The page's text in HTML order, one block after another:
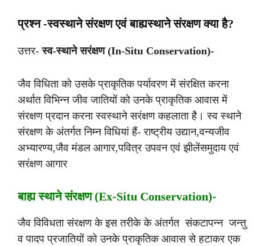
प्रश्न -स्वस्थाने संरक्षण एवं बाह्यस्थाने संरक्षण क्या है?
उत्तर- स्व-स्थाने सरंक्षण (In-Situ Conservation)-
जैव विधिता को उसके प्राकृतिक पर्यावरण में संरक्षित करना
अर्थात विभिन्न जीव जातियों को उनके प्राकृतिक आवास में
संरक्षण प्रदान करना स्वस्थाने सरंक्षण कहलाता है। स्व स्थाने
संरक्षण के अंतर्गत निम्न विधियां हैं- राष्ट्रीय उद्यान,वन्यजीव
अभ्यारण्य,जैव मंडल आगार,पवित्र उपवन एवं झीलेंसमुदाय एवं
सरंक्षण आगार
बाह्य स्थाने संरक्षण (Ex-Situ Conservation)-
जैव विविधता संरक्षण के इस तरीके के अंतर्गत संकटापन्न जन्तु
व पादप प्रजातियों को उनके प्राकृतिक आवास से हटाकर एक